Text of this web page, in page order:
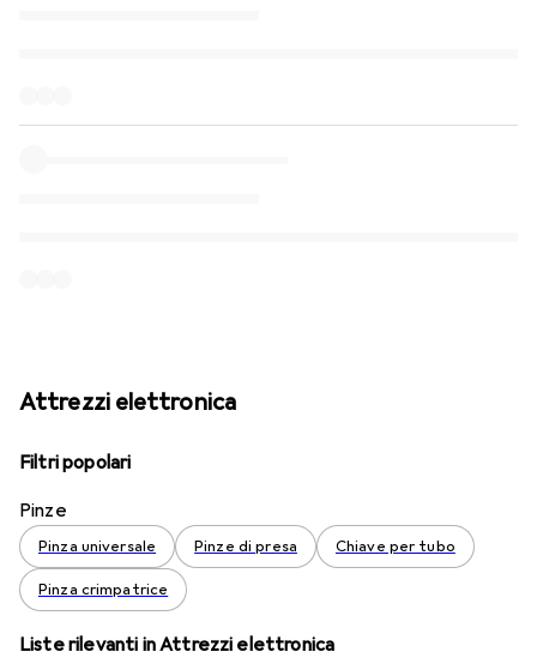
Attrezzi elettronica
Filtri popolari
Pinze
Pinza universale Pinze di presa Chiave per tubo
Pinza crimpatrice
Liste rilevanti in Attrezzi elettronica